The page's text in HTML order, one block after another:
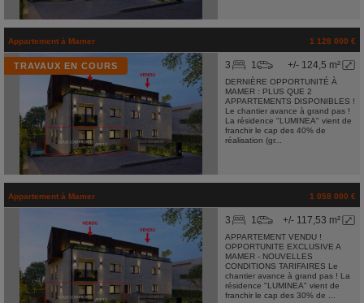
Appartement à Mamer 1 128 000 €
TRAVAUX EN COURS +/- 124,5 m²
3 1
DERNIÈRE OPPORTUNITÉ À
MAMER : PLUS QUE 2
APPARTEMENTS DISPONIBLES !
Le chantier avance à grand pas !
La résidence "LUMINEA" vient de
franchir le cap des 40% de
réalisation (gr...
Appartement à Mamer 1 058 000 €
+/- 117,53 m²
3 1
APPARTEMENT VENDU !
OPPORTUNITE EXCLUSIVE A
MAMER - NOUVELLES
CONDITIONS TARIFAIRES Le
chantier avance à grand pas ! La
résidence "LUMINEA" vient de
franchir le cap des 30% de ...